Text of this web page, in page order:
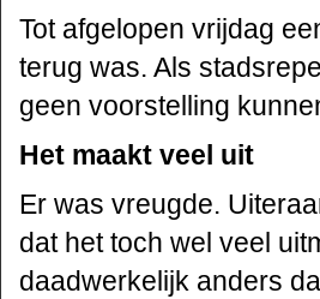
Tot afgelopen vrijdag
terug was. Als
geen voorstelling
Het maakt veel uit
Er was vreugde.
dat het toch wel veel
daadwerkelijk anders